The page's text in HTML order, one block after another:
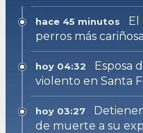
hace 45 minutos
El
perros más
hoy 04:32
Esposa
violento en Santa
hoy 03:27
de muerte a su